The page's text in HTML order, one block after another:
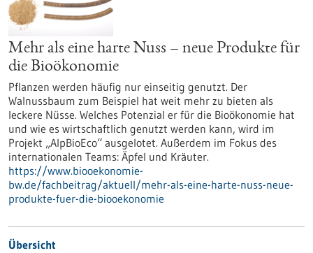
Mehr als eine harte Nuss – neue Produkte für
die Bioökonomie
Pflanzen werden häufig nur einseitig genutzt. Der
Walnussbaum zum Beispiel hat weit mehr zu bieten als
leckere Nüsse. Welches Potenzial er für die Bioökonomie hat
und wie es wirtschaftlich genutzt werden kann, wird im
Projekt „AlpBioEco“ ausgelotet. Außerdem im Fokus des
internationalen Teams: Äpfel und Kräuter.
https://www.biooekonomie-
bw.de/fachbeitrag/aktuell/mehr-als-eine-harte-nuss-neue-
produkte-fuer-die-biooekonomie
Übersicht